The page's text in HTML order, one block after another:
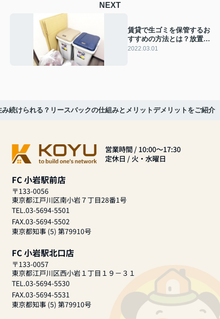
NEXT
賃貸で生ゴミを保管するお
すすめの方法とは？放置す
る影響もご紹介！
2022.03.01
み続けられる？リースバックの仕組みとメリットデメリットをご紹介
営業時間 / 10:00～17:30
定休日 / 火・水曜日
FC 小岩駅前店
〒133-0056
東京都江戸川区南小岩７丁目28番1号
TEL.03-5694-5501
FAX.03-5694-5502
東京都知事 (5) 第79910号
FC 小岩駅北口店
〒133-0057
東京都江戸川区西小岩１丁目１９－３１
TEL.03-5694-5530
FAX.03-5694-5531
東京都知事 (5) 第79910号